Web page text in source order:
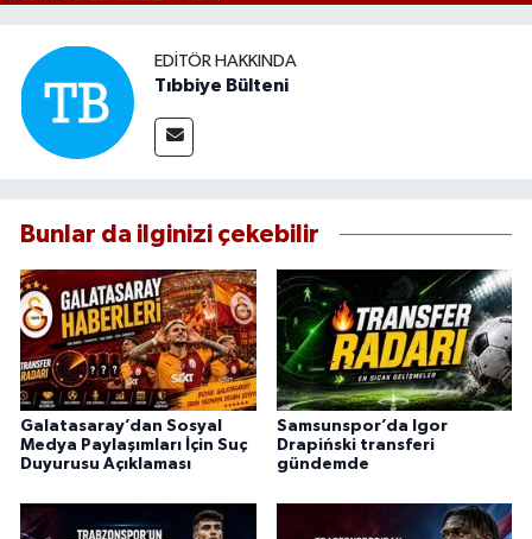
EDITÖR HAKKINDA
Tıbbiye Bülteni
Bunlar da ilginizi çekebilir
Galatasaray’dan Sosyal
Medya Paylaşımları İçin Suç
Duyurusu Açıklaması
Samsunspor’da Igor
Drapiński transferi
gündemde